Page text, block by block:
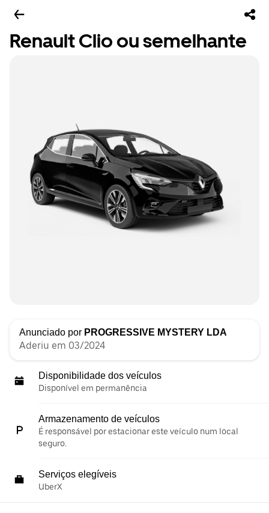
Renault Clio ou semelhante
Anunciado por PROGRESSIVE MYSTERY LDA
Aderiu em 03/2024
Disponibilidade dos veículos
Disponível em permanência
Armazenamento de veículos
É responsável por estacionar este veículo num local
seguro.
Serviços elegíveis
UberX